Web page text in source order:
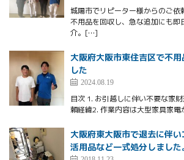
城陽市でリピーター様からのご依
不用品を回収し、急な追加にも即
介。[…]
大阪府大阪市東住吉区で不
した
2024.08.19
目次 1. お引越しに伴い不要な家
頼経緯2. 作業内容は大型家具家
大阪府東大阪市で退去に伴
活用品など一式処分しました。